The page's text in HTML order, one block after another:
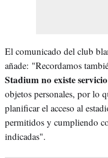
El comunicado del club
añade: "Recordamos
Stadium no existe
objetos personales, por lo
planificar el acceso al
permitidos y cumpliendo
indicadas".